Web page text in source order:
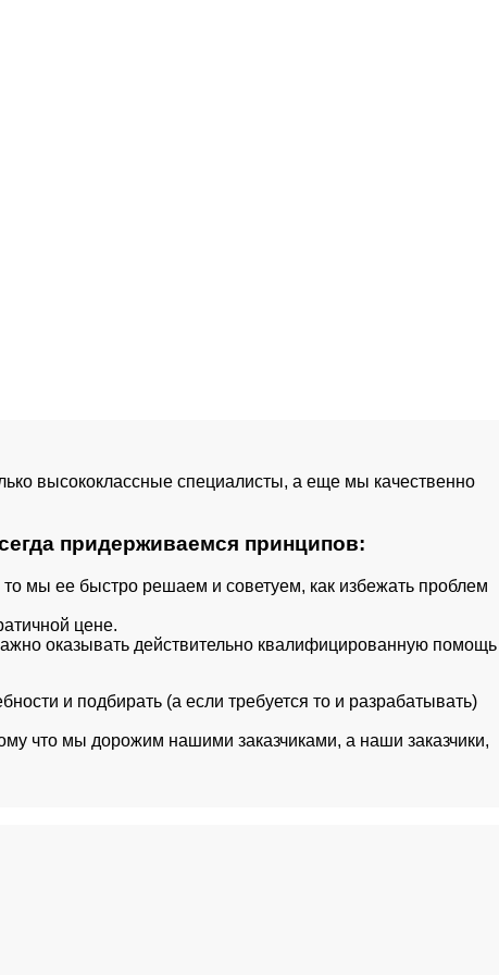
высококлассные специалисты, а еще мы качественно
придерживаемся принципов:
мы ее быстро решаем и советуем, как избежать проблем
цене.
оказывать действительно квалифицированную помощь
и подбирать (а если требуется то и разрабатывать)
что мы дорожим нашими заказчиками, а наши заказчики,